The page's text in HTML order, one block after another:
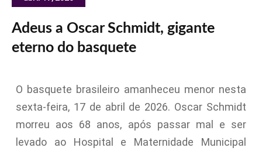
Adeus a Oscar Schmidt, gigante
eterno do basquete
O basquete brasileiro amanheceu menor nesta
sexta-feira, 17 de abril de 2026. Oscar Schmidt
morreu aos 68 anos, após passar mal e ser
levado ao Hospital e Maternidade Municipal